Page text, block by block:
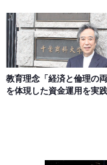
教育理念「経済と倫理の両
を体現した資金運用を実践